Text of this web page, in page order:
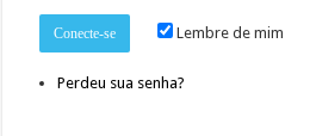
Lembre de mim
Perdeu sua senha?